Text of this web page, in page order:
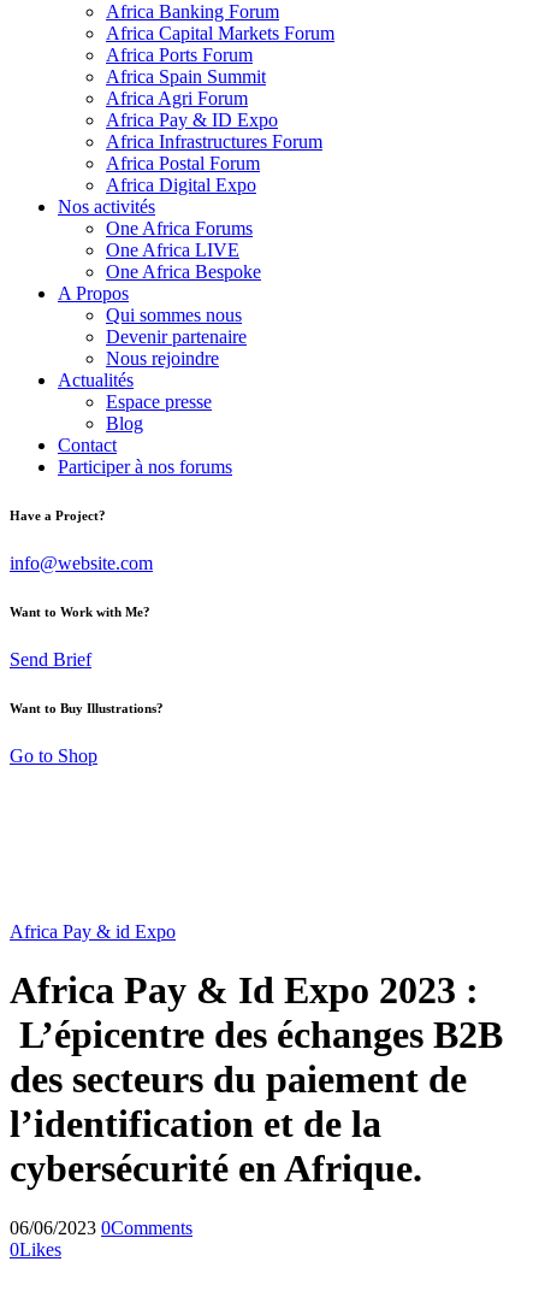
Africa Banking Forum
Africa Capital Markets Forum
Africa Ports Forum
Africa Spain Summit
Africa Agri Forum
Africa Pay & ID Expo
Africa Infrastructures Forum
Africa Postal Forum
Africa Digital Expo
Nos activités
One Africa Forums
One Africa LIVE
One Africa Bespoke
A Propos
Qui sommes nous
Devenir partenaire
Nous rejoindre
Actualités
Espace presse
Blog
Contact
Participer à nos forums
Have a Project?
info@website.com
Want to Work with Me?
Send Brief
Want to Buy Illustrations?
Go to Shop
Africa Pay & id Expo
Africa Pay & Id Expo 2023 :
L’épicentre des échanges B2B
des secteurs du paiement de
l’identification et de la
cybersécurité en Afrique.
06/06/2023 0Comments
0Likes